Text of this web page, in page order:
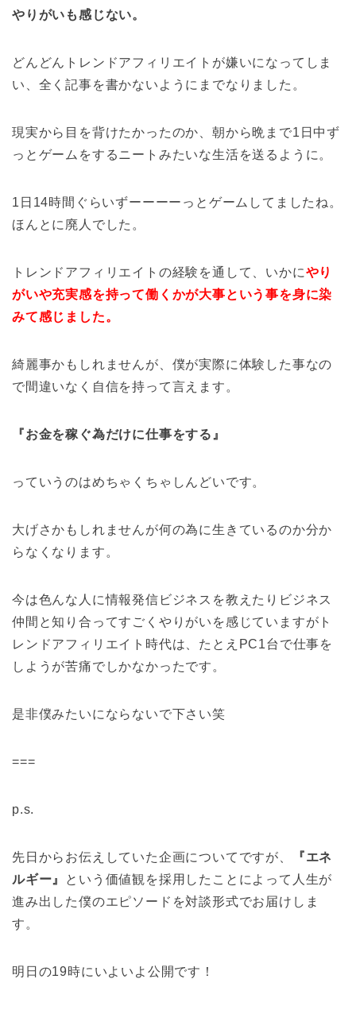
やりがいも感じない。
どんどんトレンドアフィリエイトが嫌いになってしま
い、全く記事を書かないようにまでなりました。
現実から目を背けたかったのか、朝から晩まで1日中ず
っとゲームをするニートみたいな生活を送るように。
1日14時間ぐらいずーーーーっとゲームしてましたね。
ほんとに廃人でした。
トレンドアフィリエイトの経験を通して、いかにやり
がいや充実感を持って働くかが大事という事を身に染
みて感じました。
綺麗事かもしれませんが、僕が実際に体験した事なの
で間違いなく自信を持って言えます。
『お金を稼ぐ為だけに仕事をする』
っていうのはめちゃくちゃしんどいです。
大げさかもしれませんが何の為に生きているのか分か
らなくなります。
今は色んな人に情報発信ビジネスを教えたりビジネス
仲間と知り合ってすごくやりがいを感じていますがト
レンドアフィリエイト時代は、たとえPC1台で仕事を
しようが苦痛でしかなかったです。
是非僕みたいにならないで下さい笑
===
p.s.
先日からお伝えしていた企画についてですが、
『エネ
ルギー』
という価値観を採用したことによって人生が
進み出した僕のエピソードを対談形式でお届けしま
す。
明日の19時にいよいよ公開です！